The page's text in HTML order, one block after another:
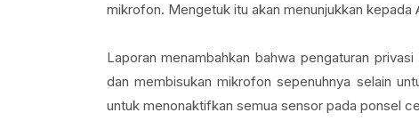
mikrofon. Mengetuk itu akan menunjukkan
Laporan menambahkan bahwa pengaturan
dan membisukan mikrofon sepenuhnya selain
untuk menonaktifkan semua sensor pada ponsel